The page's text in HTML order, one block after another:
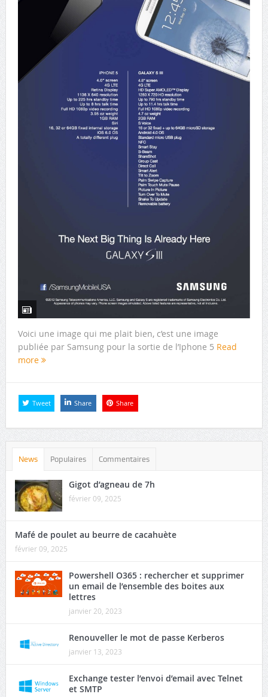
Voici une image qui me plait bien, c’est une image
publiée par Samsung pour la sortie de l’Iphone 5 Read
more
Tweet Share Share
News Populaires Commentaires
Gigot d’agneau de 7h
février 09, 2025
Mafé de poulet au beurre de cacahuète
février 09, 2025
Powershell O365 : rechercher et supprimer
un email de l’ensemble des boites aux
lettres
janvier 20, 2023
Renouveller le mot de passe Kerberos
janvier 13, 2023
Exchange tester l’envoi d’email avec Telnet
et SMTP